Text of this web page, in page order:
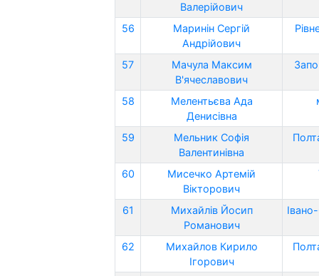
Валерійович
56
Маринін Сергій
Андрійович
57
Мачула Максим
В'ячеславович
58
Мелентьєва Ада
Денисівна
59
Мельник Софія
Валентинівна
60
Мисечко Артемій
Вікторович
61
Михайлів Йосип
Романович
62
Михайлов Кирило
Ігорович